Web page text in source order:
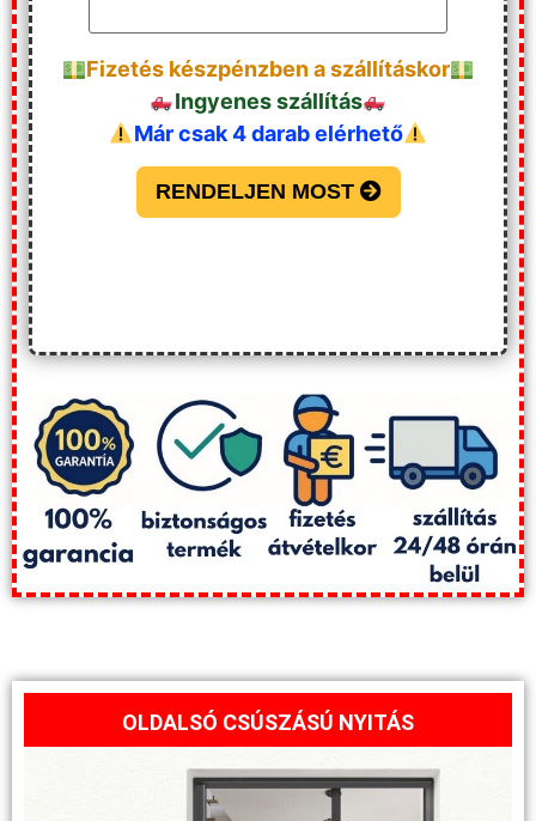
Fizetés készpénzben a szállításkor
Ingyenes szállítás
Már csak 4 darab elérhető
RENDELJEN MOST
OLDALSÓ CSÚSZÁSÚ NYITÁS